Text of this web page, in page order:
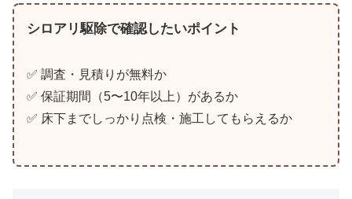
シロアリ駆除で確認したいポイント
✅ 調査・見積りが無料か
✅ 保証期間（5〜10年以上）があるか
✅ 床下までしっかり点検・施工してもらえるか